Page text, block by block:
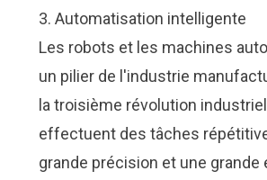
3. Automatisation intelligente
Les robots et les machines
un pilier de l'industrie
la troisième révolution
effectuent des tâches
grande précision et une grande